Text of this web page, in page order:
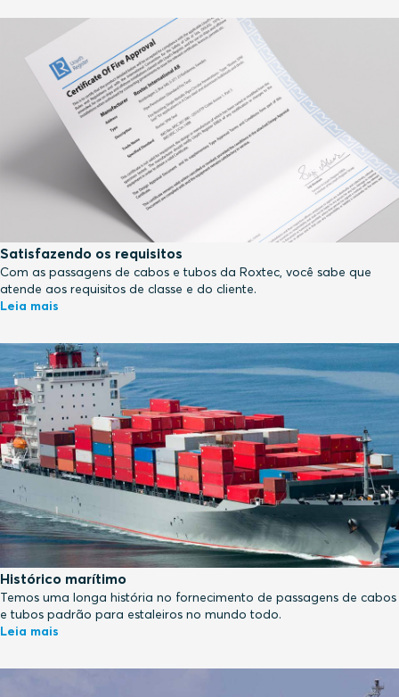
Satisfazendo os requisitos
Com as passagens de cabos e tubos da Roxtec, você sabe que
atende aos requisitos de classe e do cliente.
Leia mais
Histórico marítimo
Temos uma longa história no fornecimento de passagens de cabos
e tubos padrão para estaleiros no mundo todo.
Leia mais